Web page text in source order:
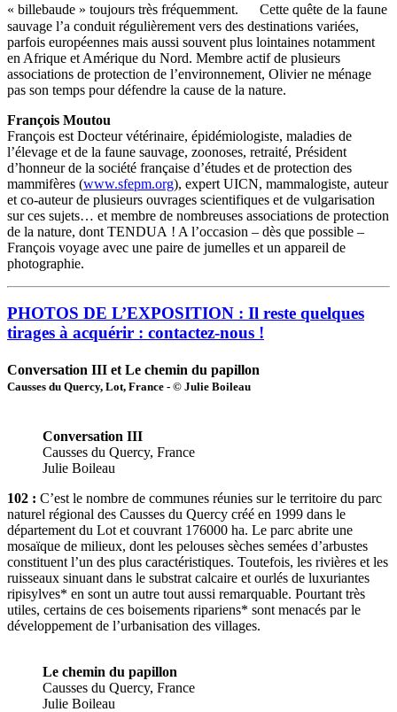
« billebaude » toujours très fréquemment. Cette quête de la faune
sauvage l’a conduit régulièrement vers des destinations variées,
parfois européennes mais aussi souvent plus lointaines notamment
en Afrique et Amérique du Nord. Membre actif de plusieurs
associations de protection de l’environnement, Olivier ne ménage
pas son temps pour défendre la cause de la nature.
François Moutou
François est Docteur vétérinaire, épidémiologiste, maladies de
l’élevage et de la faune sauvage, zoonoses, retraité, Président
d’honneur de la société française d’études et de protection des
mammifères (www.sfepm.org), expert UICN, mammalogiste, auteur
et co-auteur de plusieurs ouvrages scientifiques et de vulgarisation
sur ces sujets… et membre de nombreuses associations de protection
de la nature, dont TENDUA ! A l’occasion – dès que possible –
François voyage avec une paire de jumelles et un appareil de
photographie.
PHOTOS DE L’EXPOSITION : Il reste quelques
tirages à acquérir : contactez-nous !
Conversation III et Le chemin du papillon
Causses du Quercy, Lot, France - © Julie Boileau
Conversation III
Causses du Quercy, France
Julie Boileau
102 : C’est le nombre de communes réunies sur le territoire du parc
naturel régional des Causses du Quercy créé en 1999 dans le
département du Lot et couvrant 176000 ha. Le parc abrite une
mosaïque de milieux, dont les pelouses sèches semées d’arbustes
constituent l’un des plus caractéristiques. Toutefois, les rivières et les
ruisseaux sinuant dans le substrat calcaire et ourlés de luxuriantes
ripisylves* en sont un autre tout aussi remarquable. Pourtant très
utiles, certains de ces boisements ripariens* sont menacés par le
développement de l’urbanisation des villages.
Le chemin du papillon
Causses du Quercy, France
Julie Boileau